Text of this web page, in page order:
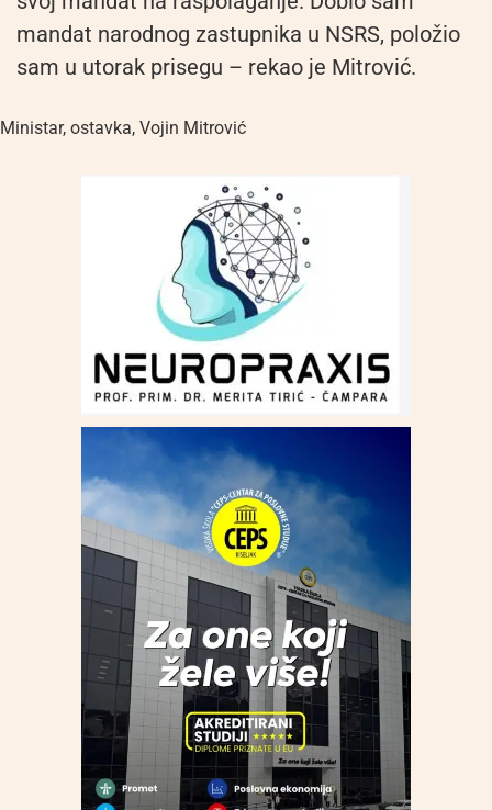
mandat narodnog zastupnika u NSRS, položio
sam u utorak prisegu – rekao je Mitrović.
Ministar, ostavka, Vojin Mitrović